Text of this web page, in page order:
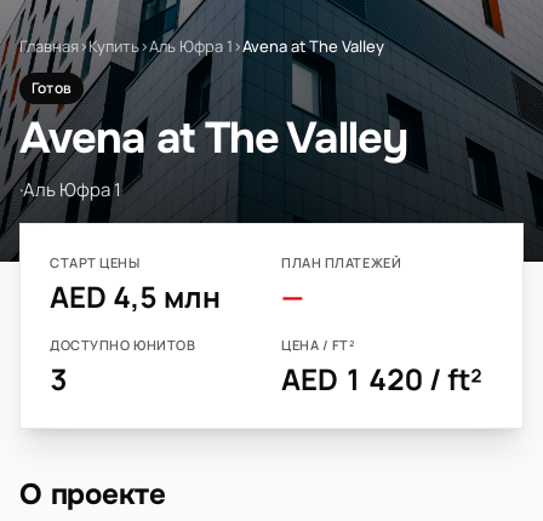
Главная›Купить›Аль Юфра 1›Avena at The Valley
Готов
Avena at The Valley
·Аль Юфра 1
СТАРТ ЦЕНЫ
AED 4,5 млн
ПЛАН ПЛАТЕЖЕЙ
—
ДОСТУПНО ЮНИТОВ
3
ЦЕНА / FT²
AED 1 420 / ft²
О проекте